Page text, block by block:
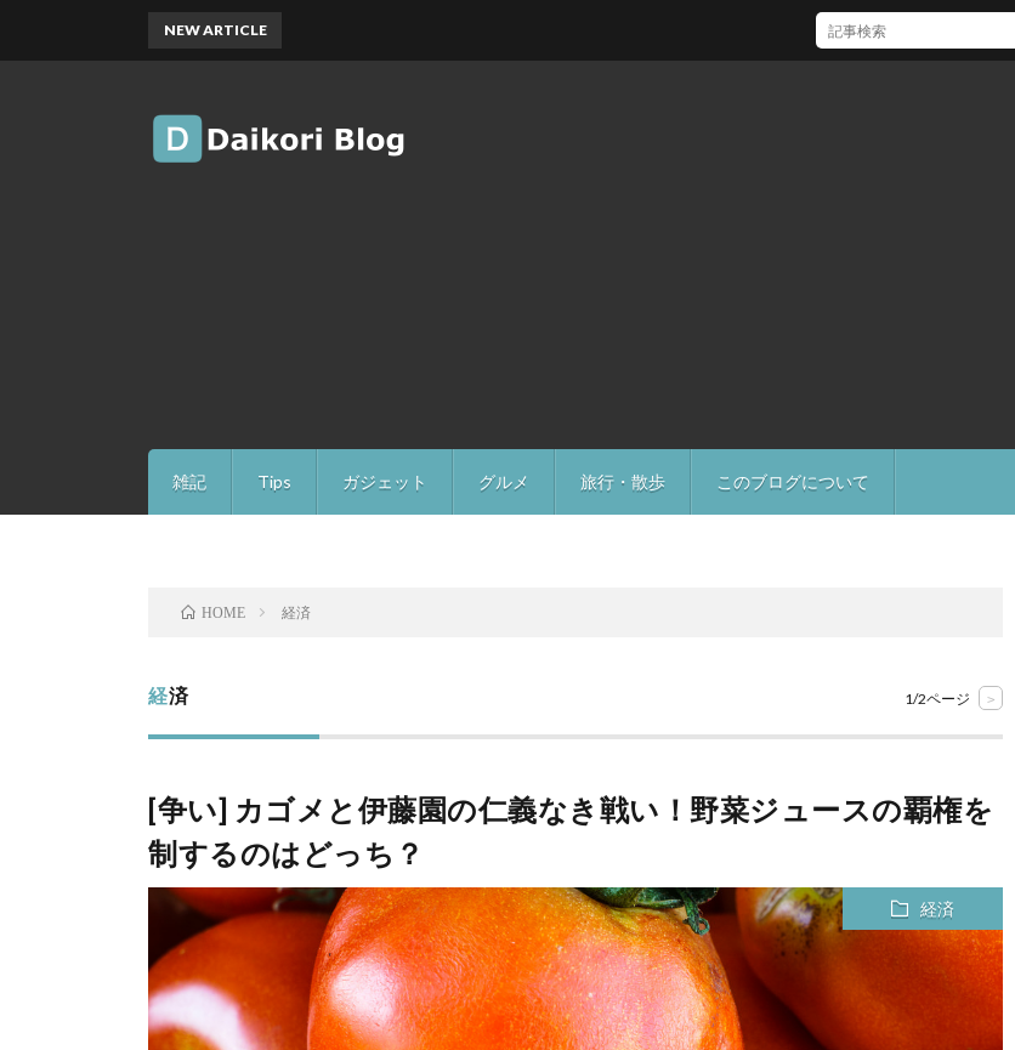
雑記 Tips ガジェット グルメ 旅行・散歩 このブログについて
NEW ARTICLE [Mac]Mac mini M1 がいい感じ
HOME 経済
経済 1/2ページ >
[争い] カゴメと伊藤園の仁義なき戦い！野菜ジュースの覇権を
制するのはどっち？
経済